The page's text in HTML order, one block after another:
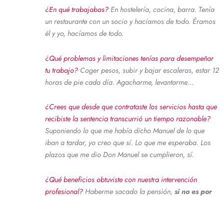
¿En qué trabajabas? En hostelería, cocina, barra. Tenía
un restaurante con un socio y hacíamos de todo. Éramos
él y yo, hacíamos de todo.
¿Qué problemas y limitaciones tenías para desempeñar
tu trabajo? Coger pesos, subir y bajar escaleras, estar 12
horas de pie cada día. Agacharme, levantarme…
¿Crees que desde que contrataste los servicios hasta que
recibiste la sentencia transcurrió un tiempo razonable?
Suponiendo lo que me había dicho Manuel de lo que
iban a tardar, yo creo que sí. Lo que me esperaba. Los
plazos que me dio Don Manuel se cumplieron, sí.
¿Qué beneficios obtuviste con nuestra intervención
profesional? Haberme sacado la pensión, si no es por